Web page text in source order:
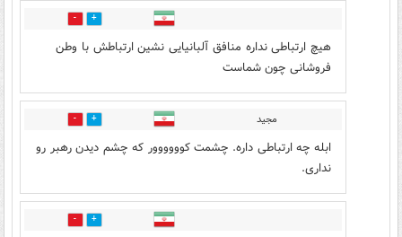
23
هیچ ارتباطی نداره منافق آلبانیایی نشین ارتباطش با وطن
فروشانی چون شماست
مجید 8
ابله چه ارتباطی داره. چشمت کوووووور که چشم دیدن رهبر رو
نداری.
2